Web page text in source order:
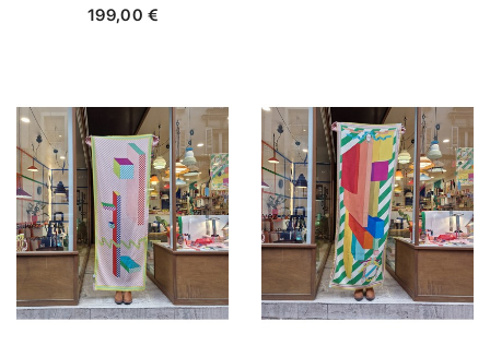
199,00 €